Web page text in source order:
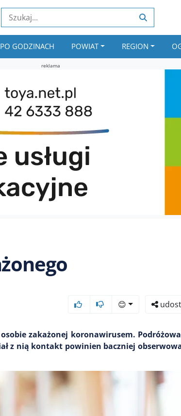
PO GODZINACH POWIAT REGION
reklama
😊
zakażonej koronawirusem.
z nią kontakt powinien baczniej